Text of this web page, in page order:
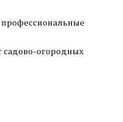
садово-огородных